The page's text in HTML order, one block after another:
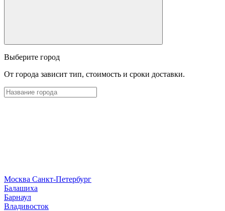
Выберите город
От города зависит тип, стоимость и сроки доставки.
Москва Санкт-Петербург
Балашиха
Барнаул
Владивосток